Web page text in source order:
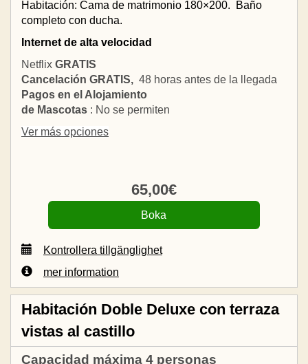
Habitación: Cama de matrimonio 180×200.
Baño
completo con ducha.
Internet de alta velocidad
Netflix GRATIS
Cancelación GRATIS, 48 horas antes de la llegada
Pagos en el Alojamiento
de Mascotas : No se permiten
Ver más opciones
65,00€
Kontrollera tillgänglighet
mer information
Habitación Doble Deluxe con terraza
vistas al castillo
Capacidad máxima 4 personas